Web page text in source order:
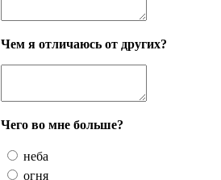
Чем я отличаюсь от других?
Чего во мне больше?
неба
огня